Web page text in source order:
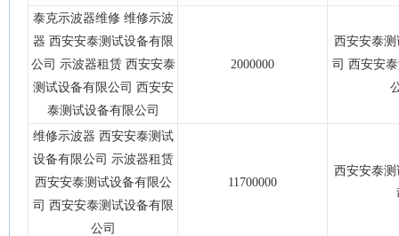
泰克示波器维修 维修示波
器 西安安泰测试设备有限
公司 示波器租赁 西安安泰
测试设备有限公司 西安安
泰测试设备有限公司
2000000
西安安泰
司 西安安
维修示波器 西安安泰测试
设备有限公司 示波器租赁
西安安泰测试设备有限公
司 西安安泰测试设备有限
公司
11700000
西安安泰